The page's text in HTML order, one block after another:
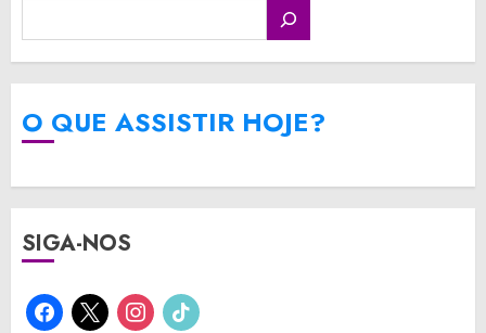
O QUE ASSISTIR HOJE?
SIGA-NOS
facebook
x instagram
tiktok